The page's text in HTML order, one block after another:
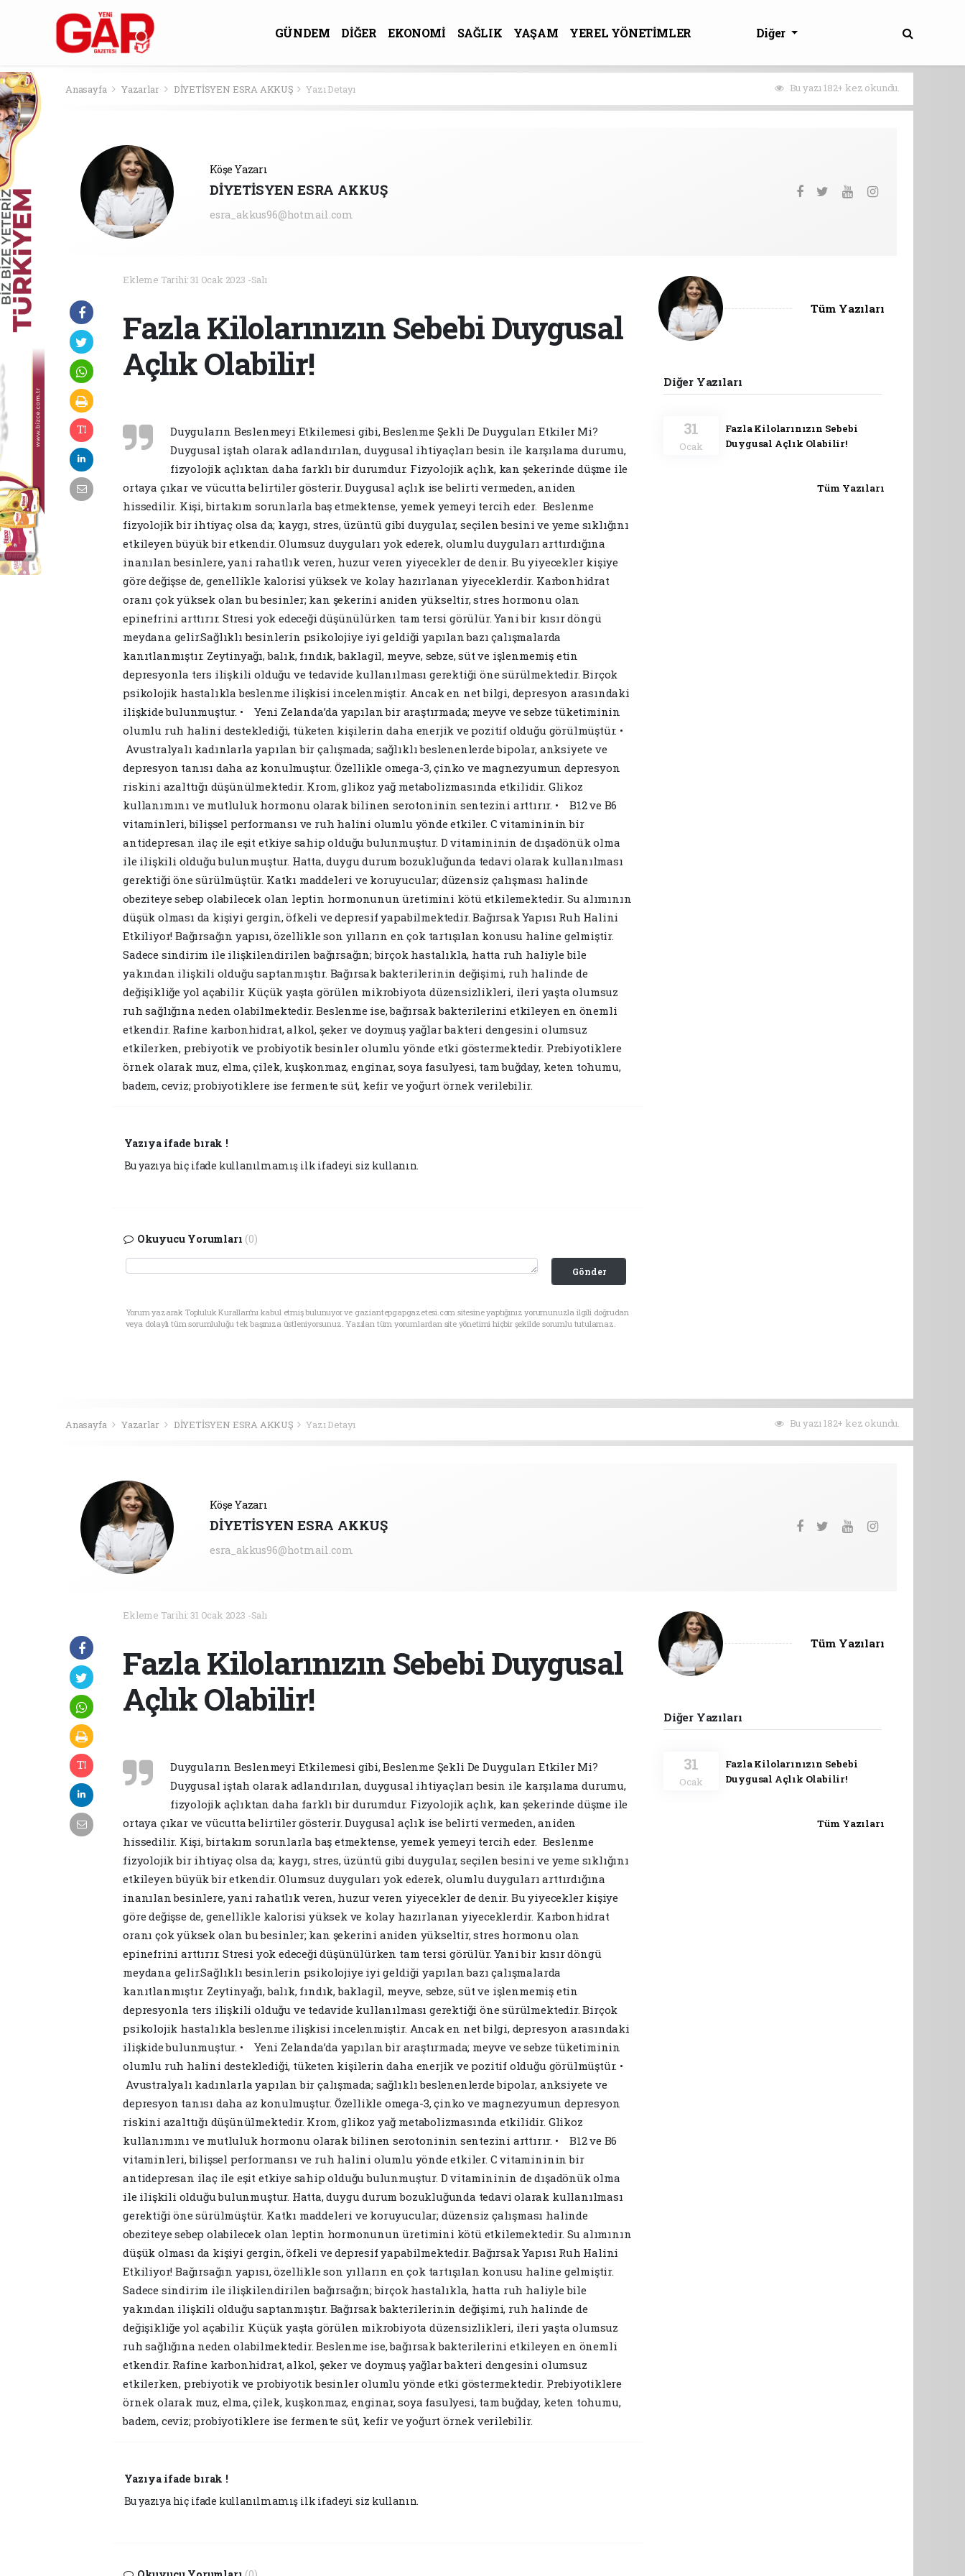
GÜNDEM DİĞER EKONOMİ SAĞLIK YAŞAM
YEREL YÖNETİMLER
Diğer
Anasayfa Yazarlar DİYETİSYEN ESRA AKKUŞ Yazı Detayı Bu yazı 182+ kez okundu.
Köşe Yazarı
DİYETİSYEN ESRA AKKUŞ
esra_akkus96@hotmail.com
Ekleme Tarihi: 31 Ocak 2023 -Salı
Fazla Kilolarınızın Sebebi Duygusal
Açlık Olabilir!
Duyguların Beslenmeyi Etkilemesi gibi, Beslenme Şekli De Duyguları Etkiler Mi?
Duygusal iştah olarak adlandırılan, duygusal ihtiyaçları besin ile karşılama durumu,
fizyolojik açlıktan daha farklı bir durumdur. Fizyolojik açlık, kan şekerinde düşme ile
ortaya çıkar ve vücutta belirtiler gösterir. Duygusal açlık ise belirti vermeden, aniden
hissedilir. Kişi, birtakım sorunlarla baş etmektense, yemek yemeyi tercih eder. Beslenme
fizyolojik bir ihtiyaç olsa da; kaygı, stres, üzüntü gibi duygular, seçilen besini ve yeme sıklığını
etkileyen büyük bir etkendir. Olumsuz duyguları yok ederek, olumlu duyguları arttırdığına
inanılan besinlere, yani rahatlık veren, huzur veren yiyecekler de denir. Bu yiyecekler kişiye
göre değişse de, genellikle kalorisi yüksek ve kolay hazırlanan yiyeceklerdir. Karbonhidrat
oranı çok yüksek olan bu besinler; kan şekerini aniden yükseltir, stres hormonu olan
epinefrini arttırır. Stresi yok edeceği düşünülürken tam tersi görülür. Yani bir kısır döngü
meydana gelir.Sağlıklı besinlerin psikolojiye iyi geldiği yapılan bazı çalışmalarda
kanıtlanmıştır. Zeytinyağı, balık, fındık, baklagil, meyve, sebze, süt ve işlenmemiş etin
depresyonla ters ilişkili olduğu ve tedavide kullanılması gerektiği öne sürülmektedir. Birçok
psikolojik hastalıkla beslenme ilişkisi incelenmiştir. Ancak en net bilgi, depresyon arasındaki
ilişkide bulunmuştur. • Yeni Zelanda’da yapılan bir araştırmada; meyve ve sebze tüketiminin
olumlu ruh halini desteklediği, tüketen kişilerin daha enerjik ve pozitif olduğu görülmüştür. •
Avustralyalı kadınlarla yapılan bir çalışmada; sağlıklı beslenenlerde bipolar, anksiyete ve
depresyon tanısı daha az konulmuştur. Özellikle omega-3, çinko ve magnezyumun depresyon
riskini azalttığı düşünülmektedir. Krom, glikoz yağ metabolizmasında etkilidir. Glikoz
kullanımını ve mutluluk hormonu olarak bilinen serotoninin sentezini arttırır. • B12 ve B6
vitaminleri, bilişsel performansı ve ruh halini olumlu yönde etkiler. C vitamininin bir
antidepresan ilaç ile eşit etkiye sahip olduğu bulunmuştur. D vitamininin de dışadönük olma
ile ilişkili olduğu bulunmuştur. Hatta, duygu durum bozukluğunda tedavi olarak kullanılması
gerektiği öne sürülmüştür. Katkı maddeleri ve koruyucular; düzensiz çalışması halinde
obeziteye sebep olabilecek olan leptin hormonunun üretimini kötü etkilemektedir. Su alımının
düşük olması da kişiyi gergin, öfkeli ve depresif yapabilmektedir. Bağırsak Yapısı Ruh Halini
Etkiliyor! Bağırsağın yapısı, özellikle son yılların en çok tartışılan konusu haline gelmiştir.
Sadece sindirim ile ilişkilendirilen bağırsağın; birçok hastalıkla, hatta ruh haliyle bile
yakından ilişkili olduğu saptanmıştır. Bağırsak bakterilerinin değişimi, ruh halinde de
değişikliğe yol açabilir. Küçük yaşta görülen mikrobiyota düzensizlikleri, ileri yaşta olumsuz
ruh sağlığına neden olabilmektedir. Beslenme ise, bağırsak bakterilerini etkileyen en önemli
etkendir. Rafine karbonhidrat, alkol, şeker ve doymuş yağlar bakteri dengesini olumsuz
etkilerken, prebiyotik ve probiyotik besinler olumlu yönde etki göstermektedir. Prebiyotiklere
örnek olarak muz, elma, çilek, kuşkonmaz, enginar, soya fasulyesi, tam buğday, keten tohumu,
badem, ceviz; probiyotiklere ise fermente süt, kefir ve yoğurt örnek verilebilir.
Yazıya ifade bırak !
Bu yazıya hiç ifade kullanılmamış ilk ifadeyi siz kullanın.
Okuyucu Yorumları (0)
Gönder
Yorum yazarak Topluluk Kuralları’nı kabul etmiş bulunuyor ve gaziantepgapgazetesi.com sitesine yaptığınız yorumunuzla ilgili doğrudan
veya dolaylı tüm sorumluluğu tek başınıza üstleniyorsunuz. Yazılan tüm yorumlardan site yönetimi hiçbir şekilde sorumlu tutulamaz.
Tüm Yazıları
Diğer Yazıları
31
Ocak
Fazla Kilolarınızın Sebebi
Duygusal Açlık Olabilir!
Tüm Yazıları
Anasayfa Yazarlar DİYETİSYEN ESRA AKKUŞ Yazı Detayı Bu yazı 182+ kez okundu.
Köşe Yazarı
DİYETİSYEN ESRA AKKUŞ
esra_akkus96@hotmail.com
Ekleme Tarihi: 31 Ocak 2023 -Salı
Fazla Kilolarınızın Sebebi Duygusal
Açlık Olabilir!
Duyguların Beslenmeyi Etkilemesi gibi, Beslenme Şekli De Duyguları Etkiler Mi?
Duygusal iştah olarak adlandırılan, duygusal ihtiyaçları besin ile karşılama durumu,
fizyolojik açlıktan daha farklı bir durumdur. Fizyolojik açlık, kan şekerinde düşme ile
ortaya çıkar ve vücutta belirtiler gösterir. Duygusal açlık ise belirti vermeden, aniden
hissedilir. Kişi, birtakım sorunlarla baş etmektense, yemek yemeyi tercih eder. Beslenme
fizyolojik bir ihtiyaç olsa da; kaygı, stres, üzüntü gibi duygular, seçilen besini ve yeme sıklığını
etkileyen büyük bir etkendir. Olumsuz duyguları yok ederek, olumlu duyguları arttırdığına
inanılan besinlere, yani rahatlık veren, huzur veren yiyecekler de denir. Bu yiyecekler kişiye
göre değişse de, genellikle kalorisi yüksek ve kolay hazırlanan yiyeceklerdir. Karbonhidrat
oranı çok yüksek olan bu besinler; kan şekerini aniden yükseltir, stres hormonu olan
epinefrini arttırır. Stresi yok edeceği düşünülürken tam tersi görülür. Yani bir kısır döngü
meydana gelir.Sağlıklı besinlerin psikolojiye iyi geldiği yapılan bazı çalışmalarda
kanıtlanmıştır. Zeytinyağı, balık, fındık, baklagil, meyve, sebze, süt ve işlenmemiş etin
depresyonla ters ilişkili olduğu ve tedavide kullanılması gerektiği öne sürülmektedir. Birçok
psikolojik hastalıkla beslenme ilişkisi incelenmiştir. Ancak en net bilgi, depresyon arasındaki
ilişkide bulunmuştur. • Yeni Zelanda’da yapılan bir araştırmada; meyve ve sebze tüketiminin
olumlu ruh halini desteklediği, tüketen kişilerin daha enerjik ve pozitif olduğu görülmüştür. •
Avustralyalı kadınlarla yapılan bir çalışmada; sağlıklı beslenenlerde bipolar, anksiyete ve
depresyon tanısı daha az konulmuştur. Özellikle omega-3, çinko ve magnezyumun depresyon
riskini azalttığı düşünülmektedir. Krom, glikoz yağ metabolizmasında etkilidir. Glikoz
kullanımını ve mutluluk hormonu olarak bilinen serotoninin sentezini arttırır. • B12 ve B6
vitaminleri, bilişsel performansı ve ruh halini olumlu yönde etkiler. C vitamininin bir
antidepresan ilaç ile eşit etkiye sahip olduğu bulunmuştur. D vitamininin de dışadönük olma
ile ilişkili olduğu bulunmuştur. Hatta, duygu durum bozukluğunda tedavi olarak kullanılması
gerektiği öne sürülmüştür. Katkı maddeleri ve koruyucular; düzensiz çalışması halinde
obeziteye sebep olabilecek olan leptin hormonunun üretimini kötü etkilemektedir. Su alımının
düşük olması da kişiyi gergin, öfkeli ve depresif yapabilmektedir. Bağırsak Yapısı Ruh Halini
Etkiliyor! Bağırsağın yapısı, özellikle son yılların en çok tartışılan konusu haline gelmiştir.
Sadece sindirim ile ilişkilendirilen bağırsağın; birçok hastalıkla, hatta ruh haliyle bile
yakından ilişkili olduğu saptanmıştır. Bağırsak bakterilerinin değişimi, ruh halinde de
değişikliğe yol açabilir. Küçük yaşta görülen mikrobiyota düzensizlikleri, ileri yaşta olumsuz
ruh sağlığına neden olabilmektedir. Beslenme ise, bağırsak bakterilerini etkileyen en önemli
etkendir. Rafine karbonhidrat, alkol, şeker ve doymuş yağlar bakteri dengesini olumsuz
etkilerken, prebiyotik ve probiyotik besinler olumlu yönde etki göstermektedir. Prebiyotiklere
örnek olarak muz, elma, çilek, kuşkonmaz, enginar, soya fasulyesi, tam buğday, keten tohumu,
badem, ceviz; probiyotiklere ise fermente süt, kefir ve yoğurt örnek verilebilir.
Yazıya ifade bırak !
Bu yazıya hiç ifade kullanılmamış ilk ifadeyi siz kullanın.
Tüm Yazıları
Diğer Yazıları
31
Ocak
Fazla Kilolarınızın Sebebi
Duygusal Açlık Olabilir!
Tüm Yazıları